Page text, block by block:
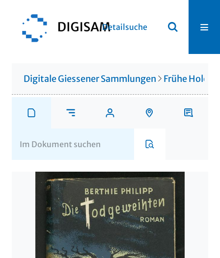
Detailsuche
Digitale Giessener Sammlungen Frühe